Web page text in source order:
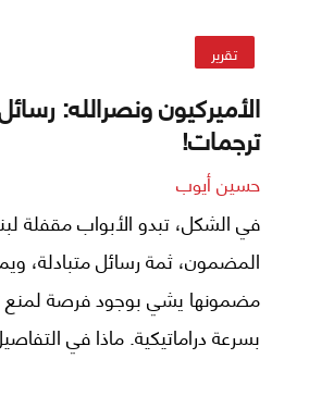
تقرير
الأميركيون ونصرالله:
ترجمات!
حسين أيوب
في الشكل، تبدو الأبواب مقفلة
المضمون، ثمة رسائل متبادلة،
مضمونها يشي بوجود فرصة لمنع
بسرعة دراماتيكية. ماذا في